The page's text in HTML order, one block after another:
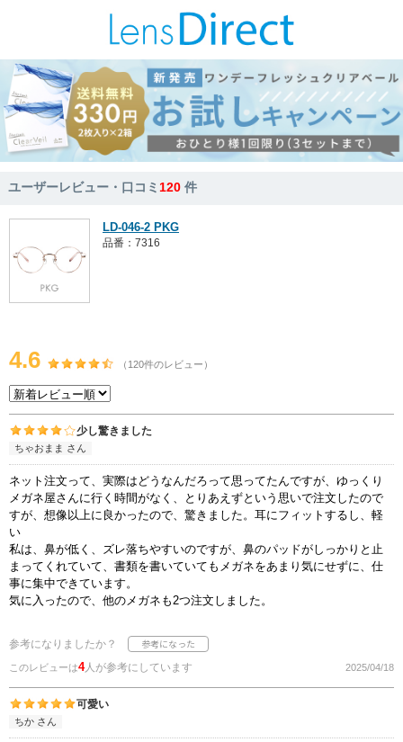
ユーザーレビュー・口コミ120 件
LD-046-2 PKG
品番：7316
4.6 （120件のレビュー）
少し驚きました
ちゃおまま さん
ネット注文って、実際はどうなんだろって思ってたんですが、ゆっくり
メガネ屋さんに行く時間がなく、とりあえずという思いで注文したので
すが、想像以上に良かったので、驚きました。耳にフィットするし、軽
い
私は、鼻が低く、ズレ落ちやすいのですが、鼻のパッドがしっかりと止
まってくれていて、書類を書いていてもメガネをあまり気にせずに、仕
事に集中できています。
気に入ったので、他のメガネも2つ注文しました。
参考になりましたか？
このレビューは4人が参考にしています 2025/04/18
可愛い
ちか さん